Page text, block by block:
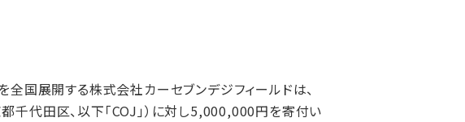
全国展開する株式会社カーセブンデジフィールドは、
代田区、以下「COJ」）に対し5,000,000円を寄付い